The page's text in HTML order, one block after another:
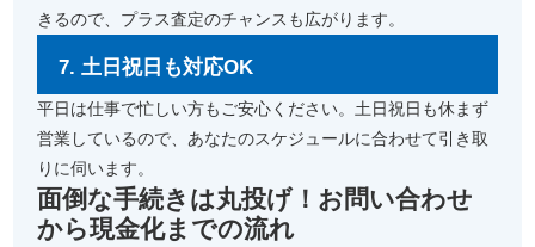
きるので、プラス査定のチャンスも広がります。
7. 土日祝日も対応OK
平日は仕事で忙しい方もご安心ください。土日祝日も休まず
営業しているので、あなたのスケジュールに合わせて引き取
りに伺います。
面倒な手続きは丸投げ！お問い合わせ
から現金化までの流れ